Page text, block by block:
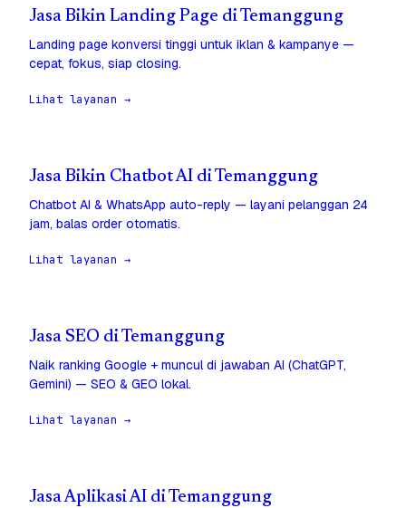
Jasa Bikin Landing Page di Temanggung
Landing page konversi tinggi untuk iklan & kampanye —
cepat, fokus, siap closing.
Lihat layanan →
Jasa Bikin Chatbot AI di Temanggung
Chatbot AI & WhatsApp auto-reply — layani pelanggan 24
jam, balas order otomatis.
Lihat layanan →
Jasa SEO di Temanggung
Naik ranking Google + muncul di jawaban AI (ChatGPT,
Gemini) — SEO & GEO lokal.
Lihat layanan →
Jasa Aplikasi AI di Temanggung